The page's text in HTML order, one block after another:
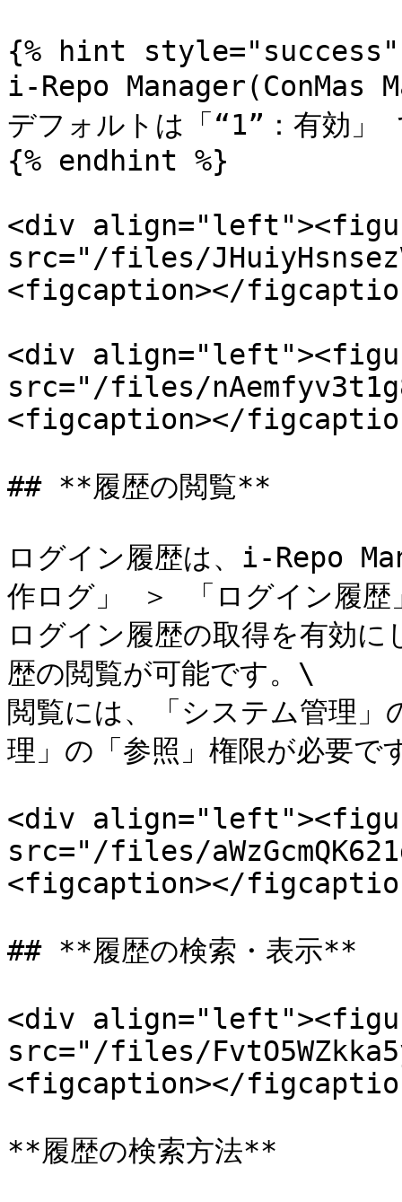
{% hint style="success"
i-Repo Manager(ConMas
デフォルトは「“1”：有効」
{% endhint %}
<div
src="/files/
<figcaption></
<div
src="/files/
<figcaption></
## **履歴の閲覧**
ログイン履歴は、i-Repo
作ログ」 ＞ 「ログイン履歴
ログイン履歴の取得を有効
歴の閲覧が可能です。\
閲覧には、「システム管理
理」の「参照」権限が必要で
<div
src="/files/
<figcaption></
## **履歴の検索・表示**
<div
src="/files/
<figcaption></
**履歴の検索方法**